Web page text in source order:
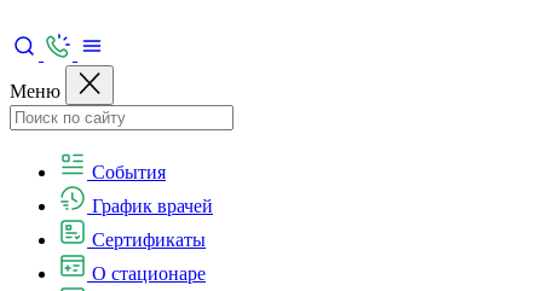
Меню
События
График врачей
Сертификаты
О стационаре